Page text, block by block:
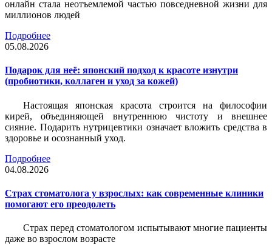
онлайн стала неотъемлемой частью повседневной жизни для
миллионов людей
Подробнее
05.08.2026
Подарок для неё: японский подход к красоте изнутри
(пробиотики, коллаген и уход за кожей)
Настоящая японская красота строится на философии
кирей, объединяющей внутреннюю чистоту и внешнее
сияние. Подарить нутрицевтики означает вложить средства в
здоровье и осознанный уход.
Подробнее
04.08.2026
Страх стоматолога у взрослых: как современные клиники
помогают его преодолеть
Страх перед стоматологом испытывают многие пациенты
даже во взрослом возрасте